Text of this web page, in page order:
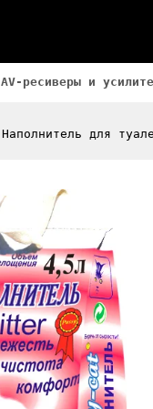
AV-ресиверы и
Наполнитель для